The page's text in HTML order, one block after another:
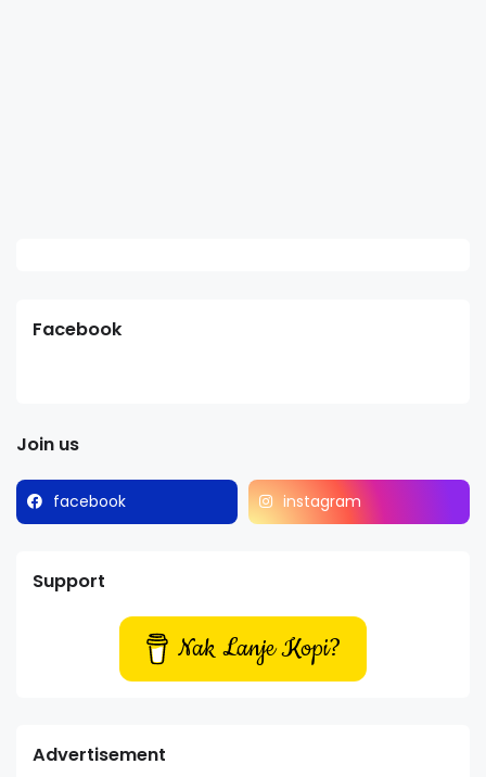
Facebook
Join us
facebook instagram
Support
Nak Lanje Kopi?
Advertisement